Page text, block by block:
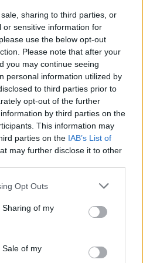
sharing to third parties, or
or sensitive information for
use the below opt-out
Please note that after your
you may continue seeing
personal information utilized by
to third parties prior to
opt-out of the further
by third parties on the
This information may
parties on the IAB’s List of
may further disclose it to other
Opt Outs
of my
of my
klokken 20.00, kort
gode muligheder for
steder med frit udsyn
kysterne, fjordene og de
af de få begivenheder,
op og kigge i
til at samles om Solen,
mere
Del artikel
på barnets første